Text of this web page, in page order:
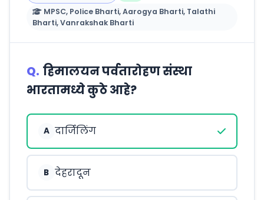
MPSC, Police Bharti, Aarogya Bharti, Talathi
Bharti, Vanrakshak Bharti
Q. हिमालयन पर्वतारोहण संस्था
भारतामध्ये कुठे आहे?
A दार्जिलिंग
B देहरादून